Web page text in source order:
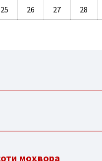
25 26 27 28
моҳвора